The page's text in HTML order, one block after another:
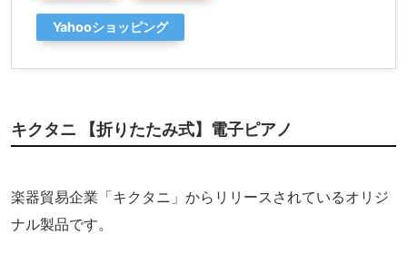
Yahooショッピング
キクタニ 【折りたたみ式】電子ピアノ
楽器貿易企業「キクタニ」からリリースされているオリジ
ナル製品です。